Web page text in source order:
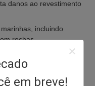
em breve!
danos ao revestimento
incluindo
rochas
ambientes submarinos
e volume dielétrico